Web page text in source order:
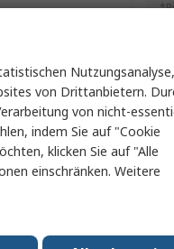
von Drittanbietern.
von nicht-
indem Sie auf "Cookie
klicken Sie auf "Alle
einschränken. Weitere